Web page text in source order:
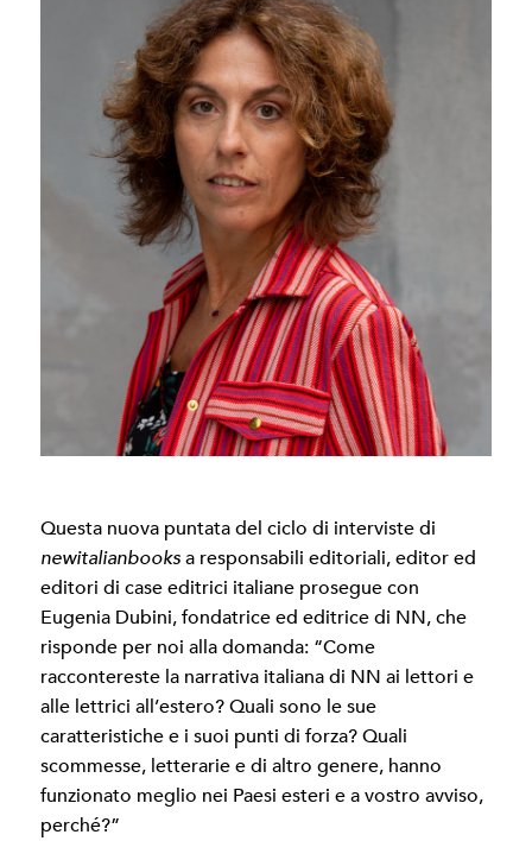
Questa nuova puntata del ciclo di interviste di
newitalianbooks a responsabili editoriali, editor ed
editori di case editrici italiane prosegue con
Eugenia Dubini, fondatrice ed editrice di NN, che
risponde per noi alla domanda:“Come
raccontereste la narrativa italiana di NN ai lettori e
alle lettrici all’estero? Quali sono le sue
caratteristiche e i suoi punti di forza? Quali
scommesse, letterarie e di altro genere, hanno
funzionato meglio nei Paesi esteri e a vostro avviso,
perché?”